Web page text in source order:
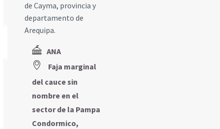
de Cayma, provincia y
departamento de
Arequipa.
ANA
Faja marginal
del cauce sin
nombre en el
sector de la Pampa
Condormico,